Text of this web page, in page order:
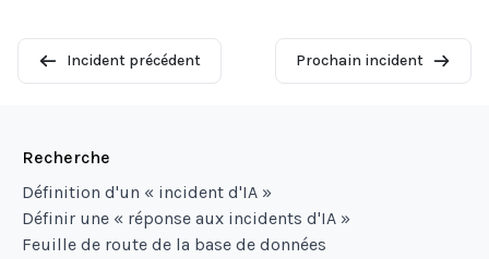
Incident précédent Prochain incident
Recherche
Définition d'un « incident d'IA »
Définir une « réponse aux incidents d'IA »
Feuille de route de la base de données